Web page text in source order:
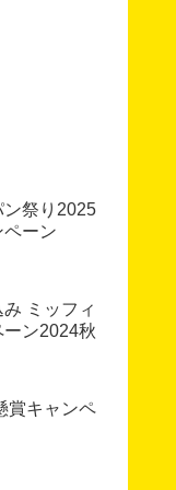
ン祭り2025
ペーン
ミッフィ
ン2024秋
賞キャンペ